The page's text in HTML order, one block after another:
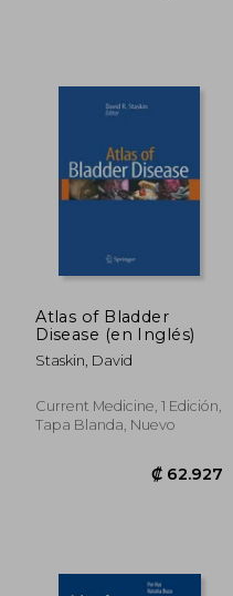
Atlas of Bladder
Disease (en Inglés)
Staskin, David
Current Medicine, 1 Edición,
Tapa Blanda, Nuevo